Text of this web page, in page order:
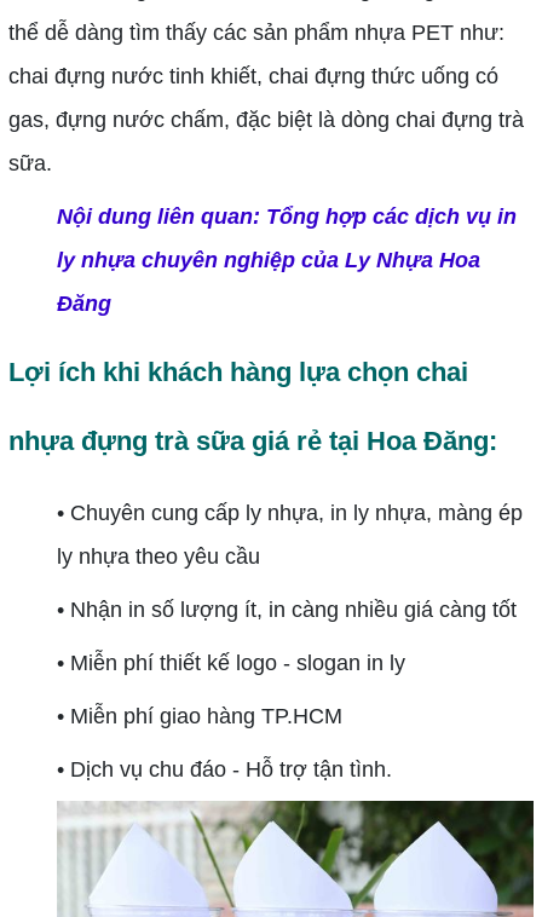
thể dễ dàng tìm thấy các sản phẩm nhựa PET như:
chai đựng nước tinh khiết, chai đựng thức uống có
gas, đựng nước chấm, đặc biệt là dòng chai đựng trà
sữa.
Nội dung liên quan: Tổng hợp các dịch vụ in
ly nhựa chuyên nghiệp của Ly Nhựa Hoa
Đăng
Lợi ích khi khách hàng lựa chọn chai
nhựa đựng trà sữa giá rẻ tại Hoa Đăng:
• Chuyên cung cấp ly nhựa, in ly nhựa, màng ép
ly nhựa theo yêu cầu
• Nhận in số lượng ít, in càng nhiều giá càng tốt
• Miễn phí thiết kế logo - slogan in ly
• Miễn phí giao hàng TP.HCM
• Dịch vụ chu đáo - Hỗ trợ tận tình.